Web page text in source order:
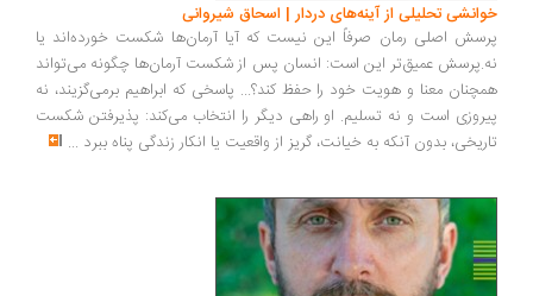
تحلیلی از آینه‌های دردار | اسحاق شیروانی
اصلی رمان صرفاً این نیست که آیا آرمان‌ها شکست خورده‌اند یا
عمیق‌تر این است: انسان پس از شکست آرمان‌ها چگونه می‌تواند
معنا و هویت خود را حفظ کند؟... پاسخی که ابراهیم برمی‌گزیند، نه
است و نه تسلیم. او راهی دیگر را انتخاب می‌کند: پذیرفتن شکست
بدون آنکه به خیانت، گریز از واقعیت یا انکار زندگی پناه ببرد...